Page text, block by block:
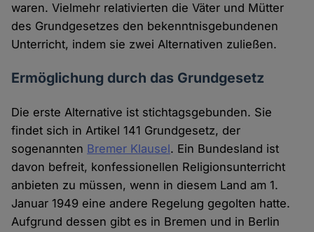
waren. Vielmehr relativierten die Väter und Mütter
des Grundgesetzes den bekenntnisgebundenen
Unterricht, indem sie zwei Alternativen zuließen.
Ermöglichung durch das Grundgesetz
Die erste Alternative ist stichtagsgebunden. Sie
findet sich in Artikel 141 Grundgesetz, der
sogenannten Bremer Klausel. Ein Bundesland ist
davon befreit, konfessionellen Religionsunterricht
anbieten zu müssen, wenn in diesem Land am 1.
Januar 1949 eine andere Regelung gegolten hatte.
Aufgrund dessen gibt es in Bremen und in Berlin